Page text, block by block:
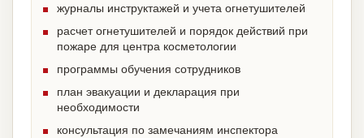
журналы инструктажей и учета огнетушителей
расчет огнетушителей и порядок действий при
пожаре для центра косметологии
программы обучения сотрудников
план эвакуации и декларация при
необходимости
консультация по замечаниям инспектора